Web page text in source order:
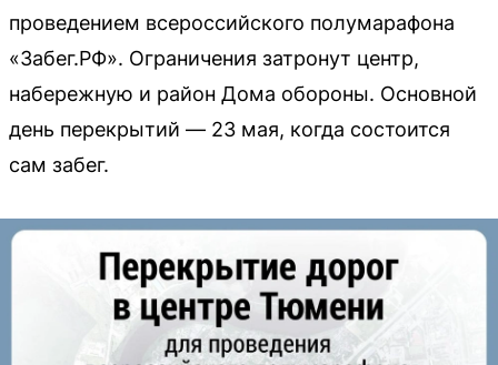
проведением всероссийского полумарафона
«Забег.РФ». Ограничения затронут центр,
набережную и район Дома обороны. Основной
день перекрытий — 23 мая, когда состоится
сам забег.